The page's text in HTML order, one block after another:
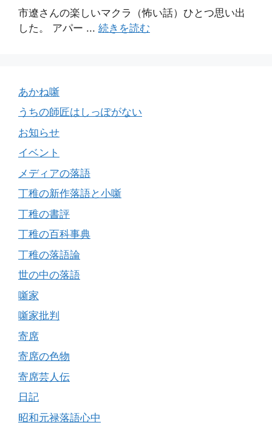
市遼さんの楽しいマクラ（怖い話）ひとつ思い出
した。 アパー ... 続きを読む
あかね噺
うちの師匠はしっぽがない
お知らせ
イベント
メディアの落語
丁稚の新作落語と小噺
丁稚の書評
丁稚の百科事典
丁稚の落語論
世の中の落語
噺家
噺家批判
寄席
寄席の色物
寄席芸人伝
日記
昭和元禄落語心中